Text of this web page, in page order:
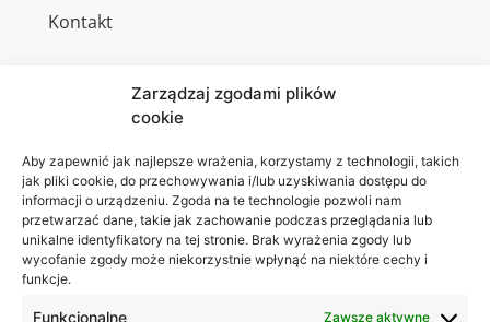
Zarządzaj zgodami plików
cookie
Aby zapewnić jak najlepsze wrażenia, korzystamy z technologii, takich
jak pliki cookie, do przechowywania i/lub uzyskiwania dostępu do
informacji o urządzeniu. Zgoda na te technologie pozwoli nam
przetwarzać dane, takie jak zachowanie podczas przeglądania lub
unikalne identyfikatory na tej stronie. Brak wyrażenia zgody lub
wycofanie zgody może niekorzystnie wpłynąć na niektóre cechy i
funkcje.
Funkcjonalne Zawsze aktywne
Kontakt
Akademia
WSEI
ul.
Projektowa
4